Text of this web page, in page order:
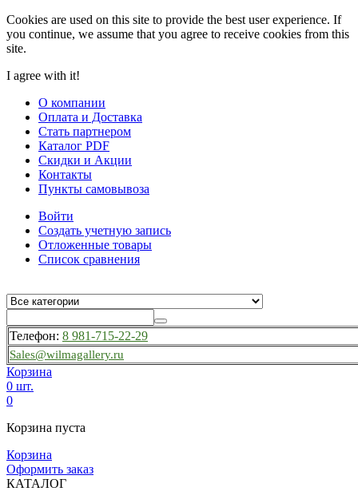
Cookies are used on this site to provide the best user experience. If
you continue, we assume that you agree to receive cookies from this
site.
I agree with it!
О компании
Оплата и Доставка
Стать партнером
Каталог PDF
Скидки и Акции
Контакты
Пункты самовывоза
Войти
Создать учетную запись
Отложенные товары
Список сравнения
Телефон: 8 981-715-22-29
Sales@wilmagallery.ru
Корзина
0 шт.
0
Корзина пуста
Корзина
Оформить заказ
КАТАЛОГ